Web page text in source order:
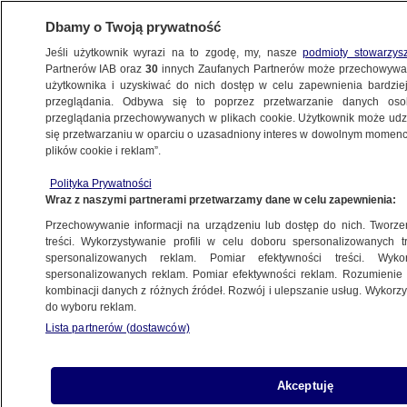
LUBUSKIE
"Mówimy o siedmiu kilometrach
do naprawy"
27.06.2025, 13:59
Posłuchaj artykułu
Czyta lektor AI
Dbamy o Twoją prywatność
Jeśli użytkownik wyrazi na to zgodę, my, naszepodmioty
Partnerów IAB oraz30 innych Zaufanych Partnerów może
użytkownika i uzyskiwać do nich dostęp w celu zapewnienia
przeglądania. Odbywa się to poprzez przetwarzanie danych
przeglądania przechowywanych w plikach cookie. Użytkownik może
się przetwarzaniu w oparciu o uzasadniony interes w dowolnym
plików cookie i reklam”.
Polityka Prywatności
Wraz z naszymi partnerami przetwarzamy dane w celu zapewnienia:
Przechowywanie informacji na urządzeniu lub dostęp do nich.
treści. Wykorzystywanie profili w celu doboru spersonalizowanych
spersonalizowanych reklam. Pomiar efektywności treści.
spersonalizowanych reklam. Pomiar efektywności reklam.
kombinacji danych z różnych źródeł. Rozwój i ulepszanie usług.
do wyboru reklam.
Lista partnerów (dostawców)
Akceptuję